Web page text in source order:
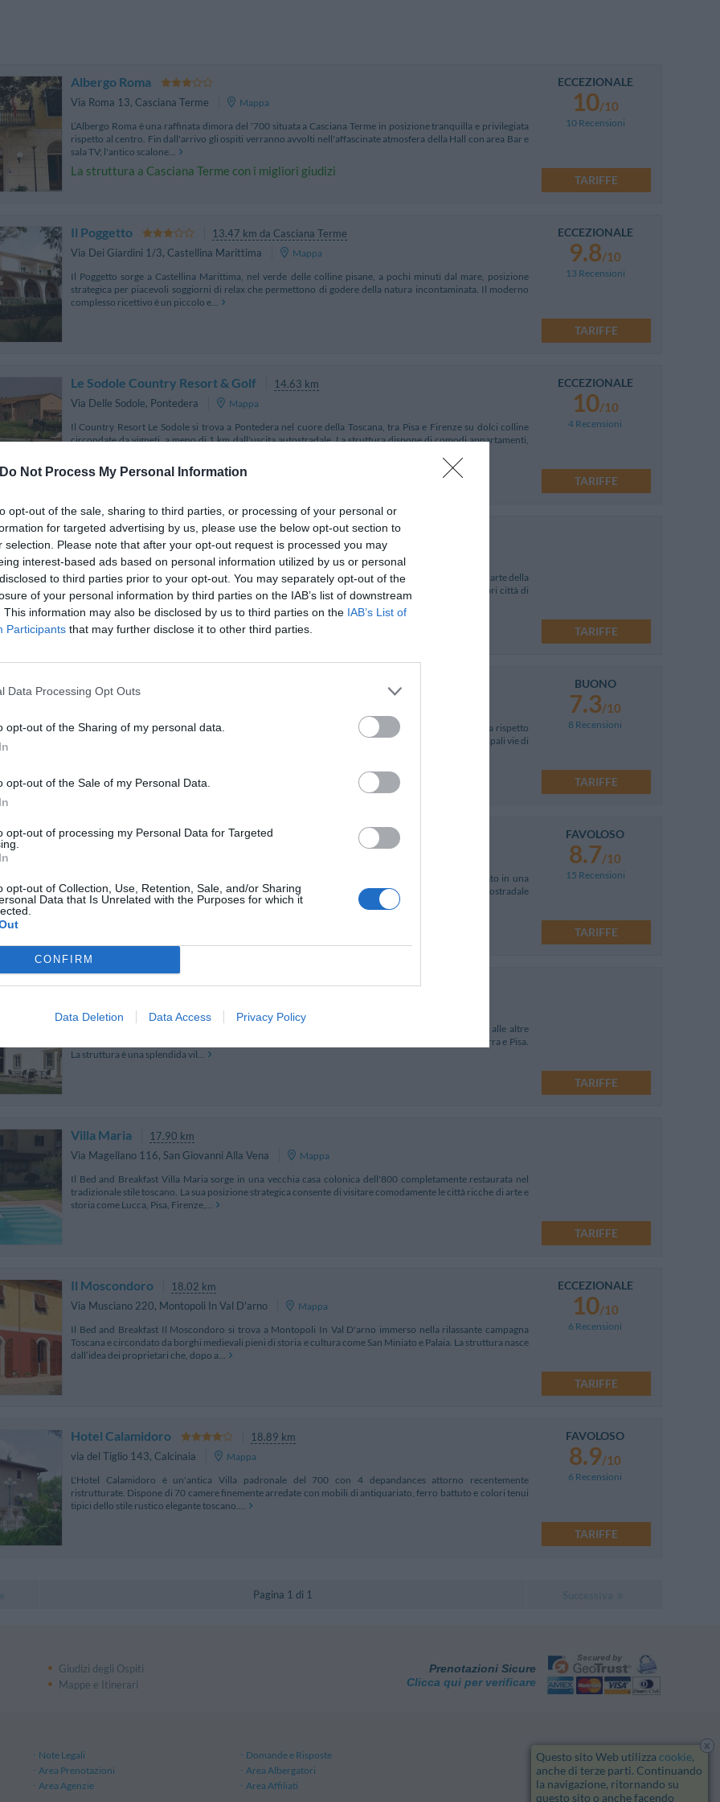
Do Not Process My Personal Information
opt-out of the sale, sharing to third parties, or processing of your personal or
for targeted advertising by us, please use the below opt-out section to
selection. Please note that after your opt-out request is processed you may
interest-based ads based on personal information utilized by us or personal
to third parties prior to your opt-out. You may separately opt-out of the
of your personal information by third parties on the IAB’s list of downstream
This information may also be disclosed by us to third parties on the IAB’s List of
Participants that may further disclose it to other third parties.
Data Processing Opt Outs
opt-out of the Sharing of my personal data.
opt-out of the Sale of my Personal Data.
opt-out of processing my Personal Data for Targeted
opt-out of Collection, Use, Retention, Sale, and/or Sharing
Data that Is Unrelated with the Purposes for which it
CONFIRM
Data Deletion Data Access Privacy Policy
Albergo Roma
Via Roma 13, Casciana Terme
Mappa
L’Albergo Roma è una raffinata dimora del '700 situata a Casciana Terme in posizione tranquilla e privilegiata
rispetto al centro. Fin dall'arrivo gli ospiti verranno avvolti nell'affascinate atmosfera della Hall con area Bar e
sala TV; l'antico scalone...
La struttura a Casciana Terme con i migliori giudizi
ECCEZIONALE
10/10
10 Recensioni
TARIFFE
Il Poggetto
13.47 km da Casciana Terme
Via Dei Giardini 1/3, Castellina Marittima
Mappa
Il Poggetto sorge a Castellina Marittima, nel verde delle colline pisane, a pochi minuti dal mare, posizione
strategica per piacevoli soggiorni di relax che permettono di godere della natura incontaminata. Il moderno
complesso ricettivo è un piccolo e...
ECCEZIONALE
9.8/10
13 Recensioni
TARIFFE
Le Sodole Country Resort & Golf
14.63 km
Via Delle Sodole, Pontedera
Mappa
Il Country Resort Le Sodole si trova a Pontedera nel cuore della Toscana, tra Pisa e Firenze su dolci colline
circondate da vigneti, a meno di 1 km dall'uscita autostradale. La struttura dispone di comodi appartamenti,
ECCEZIONALE
10/10
4 Recensioni
TARIFFE
Borgo Di Alica
11.57 km
Alica
L'Hotel Borgo di Alica si trova ad Alica nel cuore della Toscana a breve distanza dalle principali città d'arte della
zona. Ideale per trascorrere piacevoli soggiorni di relax, l'hotel è un'ottima base per visitare le celebri città di
Pisa a 30 km, Lucc...
TARIFFE
L'hotel La Pace, recentemente ristrutturato, è situato nel centro di Pontedera, in posizione strategica rispetto
alle vie dello shopping, a bar e ristoranti, a 200 mt dalla stazione ferroviaria. Ubicato vicino alle principali vie di
BUONO
7.3/10
8 Recensioni
TARIFFE
Euro Hotel
16.93 km
Euro Hotel si trova a Cascina a breve distanza da Pisa nel cuore della verdeggiante Toscana. Situato in una
posizione estremamente favorevole, in prossimità dell'aeroporto Galileo Galilei, dello snodo autostradale
della A12 Genova-Livorno e della S....
FAVOLOSO
8.7/10
15 Recensioni
TARIFFE
Pratello Country Resort
12.65 km
La tenuta di Pratello si trova nel cuore delle colline toscane a soli 40 km da Pisa e molto vicino alle altre
splendide località storico-artistiche della Toscana come Firenze, Siena, San Gimignano, Lucca, Volterra e Pisa.
La struttura è una splendida vil...
TARIFFE
Villa Maria
17.90 km
Via Magellano 116, San Giovanni Alla Vena
Mappa
Il Bed and Breakfast Villa Maria sorge in una vecchia casa colonica dell'800 completamente restaurata nel
tradizionale stile toscano. La sua posizione strategica consente di visitare comodamente le città ricche di arte e
storia come Lucca, Pisa, Firenze,...
TARIFFE
Il Moscondoro
18.02 km
Via Musciano 220, Montopoli In Val D'arno
Mappa
Il Bed and Breakfast Il Moscondoro si trova a Montopoli In Val D'arno immerso nella rilassante campagna
Toscana e circondato da borghi medievali pieni di storia e cultura come San Miniato e Palaia. La struttura nasce
dall’idea dei proprietari che, dopo a...
ECCEZIONALE
10/10
6 Recensioni
TARIFFE
Hotel Calamidoro
18.89 km
via del Tiglio 143, Calcinaia
Mappa
L'Hotel Calamidoro è un'antica Villa padronale del 700 con 4 depandances attorno recentemente
ristrutturate. Dispone di 70 camere finemente arredate con mobili di antiquariato, ferro battuto e colori tenui
tipici dello stile rustico elegante toscano....
FAVOLOSO
8.9/10
6 Recensioni
TARIFFE
Pagina 1 di 1
Giudizi degli Ospiti
Mappe e Itinerari
Prenotazioni Sicure
Clicca qui per verificare
Note Legali
Domande e Risposte
Area Prenotazioni
Area Albergatori
Area Agenzie Area Affiliati
x
Questo sito Web utilizza cookie,
anche di terze parti. Continuando
la navigazione, ritornando su
questo sito o anche facendo